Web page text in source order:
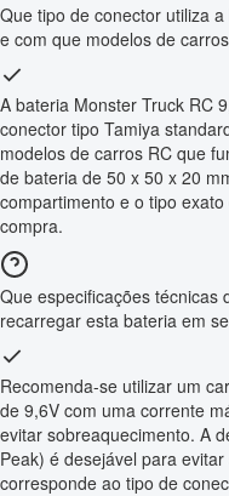
Que tipo de conector utiliza
e com que modelos de
A bateria Monster Truck RC
conector tipo Tamiya
modelos de carros RC que
de bateria de 50 x 50 x 20
compartimento e o tipo
compra.
Que especificações técnicas
recarregar esta bateria em
Recomenda-se utilizar um
de 9,6V com uma corrente
evitar sobreaquecimento. A
Peak) é desejável para
corresponde ao tipo de